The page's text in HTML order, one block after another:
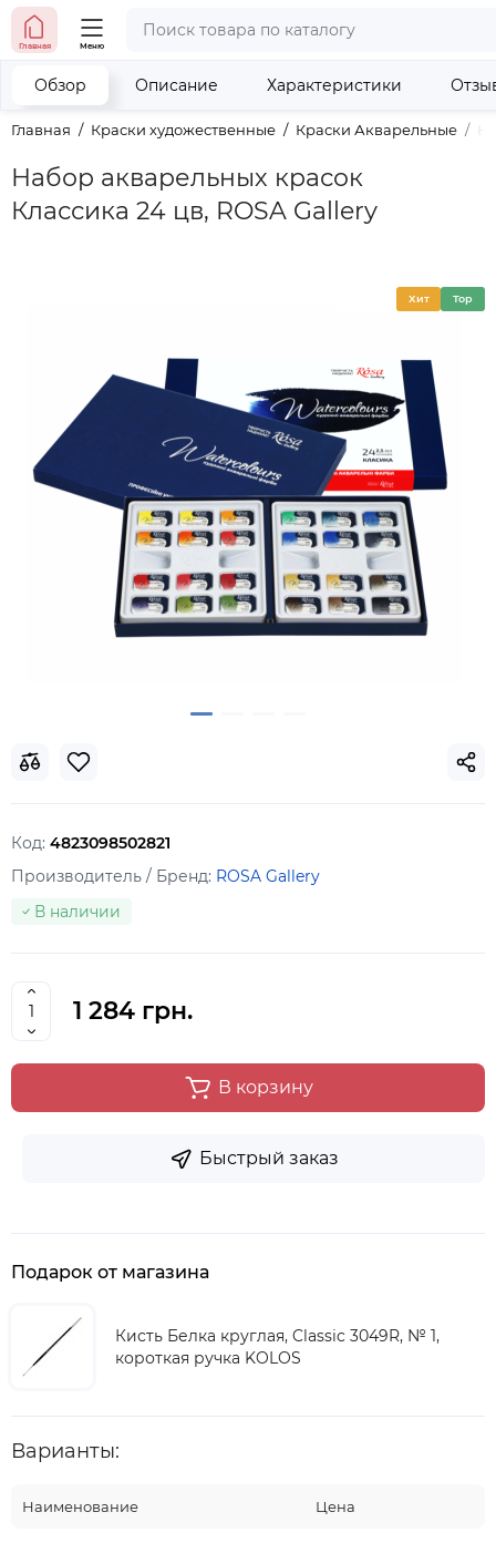
тел. (098) 673-42-06
наши контакты
Главная Меню
Главная Краски художественные Краски Акварельные
Набор акварельных красок
Классика 24 цв, ROSA Gallery
Обзор Описание Характеристики
Хит Top
Код: 4823098502821
Производитель / Бренд: ROSA Gallery
В наличии
1 284 грн.
В корзину
Быстрый заказ
Подарок от магазина
Кисть Белка круглая, Classic 3049R, № 1,
короткая ручка KOLOS
Варианты:
Наименование Цена